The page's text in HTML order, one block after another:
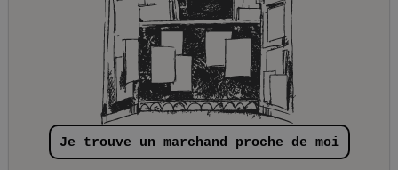
Je trouve un marchand proche de moi